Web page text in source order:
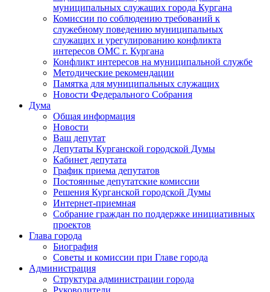
муниципальных служащих города Кургана
Комиссии по соблюдению требований к
служебному поведению муниципальных
служащих и урегулированию конфликта
интересов ОМС г. Кургана
Конфликт интересов на муниципальной службе
Методические рекомендации
Памятка для муниципальных служащих
Новости Федерального Cобрания
Дума
Общая информация
Новости
Ваш депутат
Депутаты Курганской городской Думы
Кабинет депутата
График приема депутатов
Постоянные депутатские комиссии
Решения Курганской городской Думы
Интернет-приемная
Собрание граждан по поддержке инициативных
проектов
Глава города
Биография
Советы и комиссии при Главе города
Администрация
Структура администрации города
Руководители